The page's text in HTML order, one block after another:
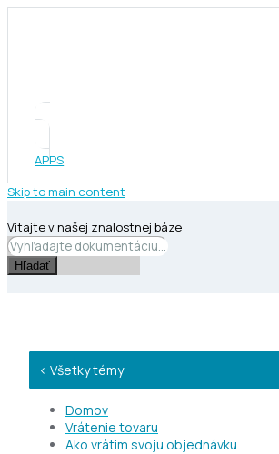
APPS
Skip to main content
Vitajte v našej znalostnej báze
Hľadať
< Všetky témy
Domov
Vrátenie tovaru
Ako vrátim svoju objednávku